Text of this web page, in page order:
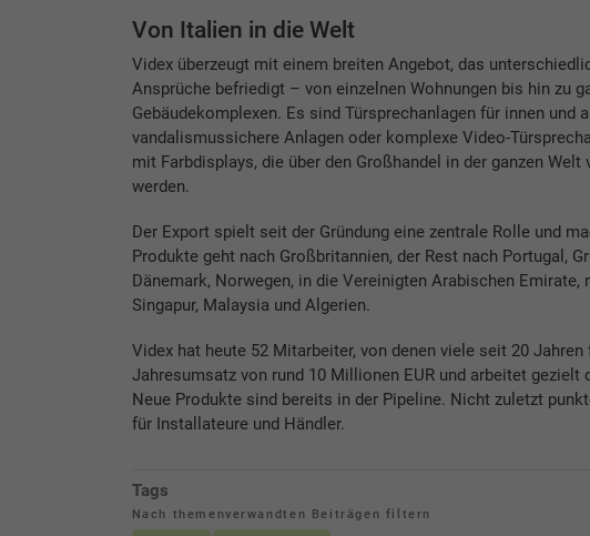
Von Italien in die Welt
Videx überzeugt mit einem breiten Angebot, das
Ansprüche befriedigt – von einzelnen Wohnungen bis hin zu
Gebäudekomplexen. Es sind Türsprechanlagen für innen und
vandalismussichere Anlagen oder komplexe Video-
mit Farbdisplays, die über den Großhandel in der ganzen Welt
werden.
Der Export spielt seit der Gründung eine zentrale Rolle und
Produkte geht nach Großbritannien, der Rest nach Portugal,
Dänemark, Norwegen, in die Vereinigten Arabischen Emirate,
Singapur, Malaysia und Algerien.
Videx hat heute 52 Mitarbeiter, von denen viele seit 20
Jahresumsatz von rund 10 Millionen EUR und arbeitet
Neue Produkte sind bereits in der Pipeline. Nicht zuletzt
für Installateure und Händler.
Tags
Nach themenverwandten Beiträgen filtern